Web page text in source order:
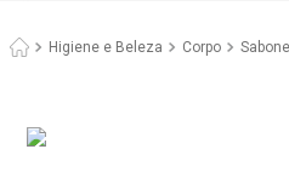
Higiene e Beleza Corpo